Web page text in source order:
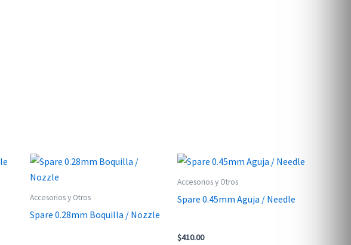
Accesorios y Otros
Spare 0.28mm Boquilla / Nozzle
Accesorios y Otros
Spare 0.45mm Aguja / Needle
$410.00